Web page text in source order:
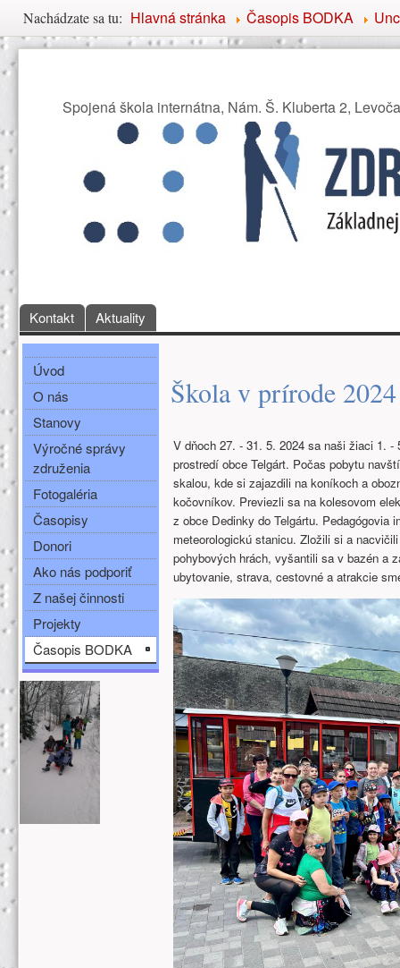
Nachádzate sa tu
Nachádzate sa tu: Hlavná stránka Časopis BODKA
Združenie priateľov
Spojená škola internátna, Nám. Š. Kluberta 2, Levoča
Hlavné menu
Kontakt Aktuality
Bočné menu
Úvod
O nás
Stanovy
Výročné správy
združenia
Fotogaléria
Časopisy
Donori
Ako nás podporiť
Z našej činnosti
Projekty
Časopis BODKA
Ďalšie zdroje (ľavý stĺpec)
Škola v prírode
V dňoch 27. - 31. 5. 2024 sa naši žiaci 1.
prostredí obce Telgárt. Počas pobytu
skalou, kde si zajazdili na koníkoch a
kočovníkov. Previezli sa na kolesovom
z obce Dedinky do Telgártu.
meteorologickú stanicu. Zložili si a
pohybových hrách, vyšantili sa v bazén a
ubytovanie, strava, cestovné a atrakcie